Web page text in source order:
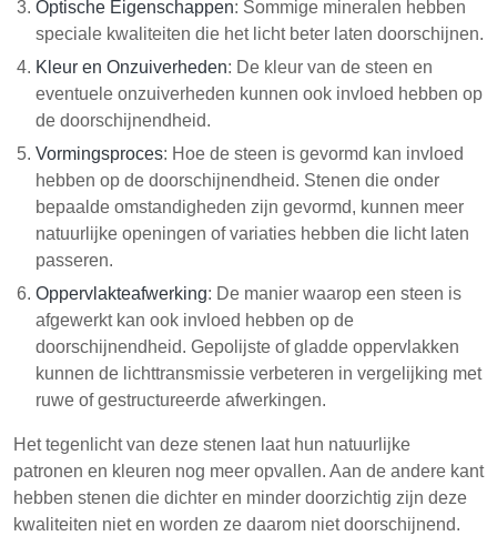
Optische Eigenschappen: Sommige mineralen hebben
speciale kwaliteiten die het licht beter laten doorschijnen.
Kleur en Onzuiverheden: De kleur van de steen en
eventuele onzuiverheden kunnen ook invloed hebben op
de doorschijnendheid.
Vormingsproces: Hoe de steen is gevormd kan invloed
hebben op de doorschijnendheid. Stenen die onder
bepaalde omstandigheden zijn gevormd, kunnen meer
natuurlijke openingen of variaties hebben die licht laten
passeren.
Oppervlakteafwerking: De manier waarop een steen is
afgewerkt kan ook invloed hebben op de
doorschijnendheid. Gepolijste of gladde oppervlakken
kunnen de lichttransmissie verbeteren in vergelijking met
ruwe of gestructureerde afwerkingen.
Het tegenlicht van deze stenen laat hun natuurlijke
patronen en kleuren nog meer opvallen. Aan de andere kant
hebben stenen die dichter en minder doorzichtig zijn deze
kwaliteiten niet en worden ze daarom niet doorschijnend.